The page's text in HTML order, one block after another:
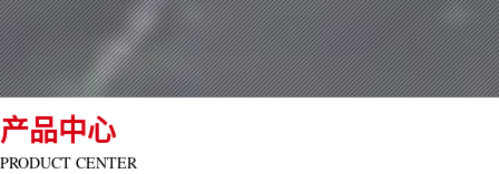
产品中心
PRODUCT CENTER